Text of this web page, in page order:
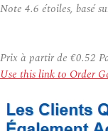
Note 4.6 étoiles, basé
Prix à partir de €0.52
Use this link to Order